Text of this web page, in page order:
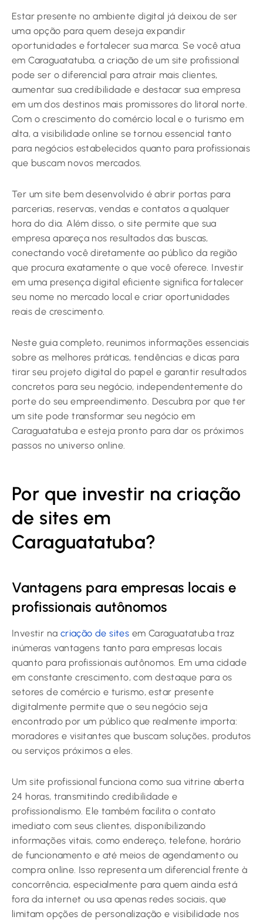
Estar presente no ambiente digital já deixou de ser
uma opção para quem deseja expandir
oportunidades e fortalecer sua marca. Se você atua
em Caraguatatuba, a criação de um site profissional
pode ser o diferencial para atrair mais clientes,
aumentar sua credibilidade e destacar sua empresa
em um dos destinos mais promissores do litoral norte.
Com o crescimento do comércio local e o turismo em
alta, a visibilidade online se tornou essencial tanto
para negócios estabelecidos quanto para profissionais
que buscam novos mercados.
Ter um site bem desenvolvido é abrir portas para
parcerias, reservas, vendas e contatos a qualquer
hora do dia. Além disso, o site permite que sua
empresa apareça nos resultados das buscas,
conectando você diretamente ao público da região
que procura exatamente o que você oferece. Investir
em uma presença digital eficiente significa fortalecer
seu nome no mercado local e criar oportunidades
reais de crescimento.
Neste guia completo, reunimos informações essenciais
sobre as melhores práticas, tendências e dicas para
tirar seu projeto digital do papel e garantir resultados
concretos para seu negócio, independentemente do
porte do seu empreendimento. Descubra por que ter
um site pode transformar seu negócio em
Caraguatatuba e esteja pronto para dar os próximos
passos no universo online.
Por que investir na criação
de sites em
Caraguatatuba?
Vantagens para empresas locais e
profissionais autônomos
Investir na criação de sites em Caraguatatuba traz
inúmeras vantagens tanto para empresas locais
quanto para profissionais autônomos. Em uma cidade
em constante crescimento, com destaque para os
setores de comércio e turismo, estar presente
digitalmente permite que o seu negócio seja
encontrado por um público que realmente importa:
moradores e visitantes que buscam soluções, produtos
ou serviços próximos a eles.
Um site profissional funciona como sua vitrine aberta
24 horas, transmitindo credibilidade e
profissionalismo. Ele também facilita o contato
imediato com seus clientes, disponibilizando
informações vitais, como endereço, telefone, horário
de funcionamento e até meios de agendamento ou
compra online. Isso representa um diferencial frente à
concorrência, especialmente para quem ainda está
fora da internet ou usa apenas redes sociais, que
limitam opções de personalização e visibilidade nos